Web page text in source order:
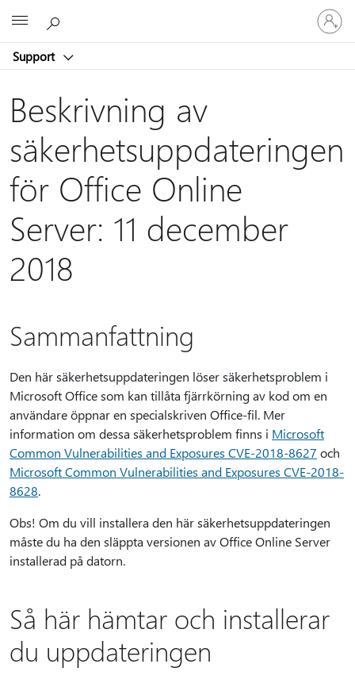
Support
Logga
in
på
konto
Beskrivning av
säkerhetsuppdateringen
för Office Online
Server: 11 december
2018
Sammanfattning
Den här säkerhetsuppdateringen löser säkerhetsproblem i
Microsoft Office som kan tillåta fjärrkörning av kod om en
användare öppnar en specialskriven Office-fil. Mer
information om dessa säkerhetsproblem finns i Microsoft
Common Vulnerabilities and Exposures CVE-2018-8627 och
Microsoft Common Vulnerabilities and Exposures CVE-2018-
8628.
Obs! Om du vill installera den här säkerhetsuppdateringen
måste du ha den släppta versionen av Office Online Server
installerad på datorn.
Så här hämtar och installerar
du uppdateringen